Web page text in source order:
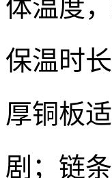
体温度
保温时
厚铜板
剧；链